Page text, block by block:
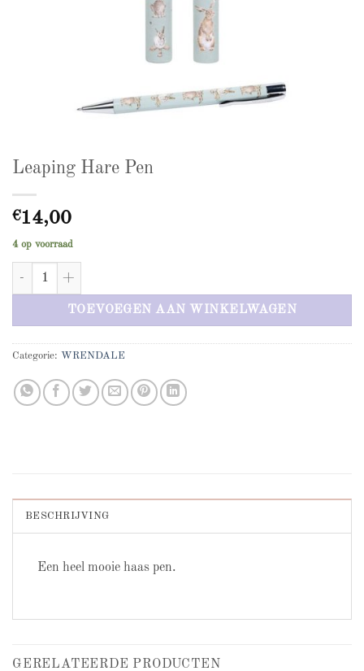
Leaping Hare Pen
€14,00
4 op voorraad
Leaping Hare Pen aantal
TOEVOEGEN AAN WINKELWAGEN
Categorie: WRENDALE
BESCHRIJVING
Een heel mooie haas pen.
GERELATEERDE PRODUCTEN